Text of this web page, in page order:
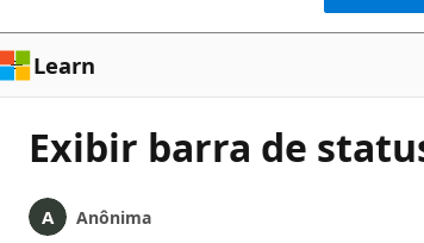
Learn
Exibir barra de
Anônima